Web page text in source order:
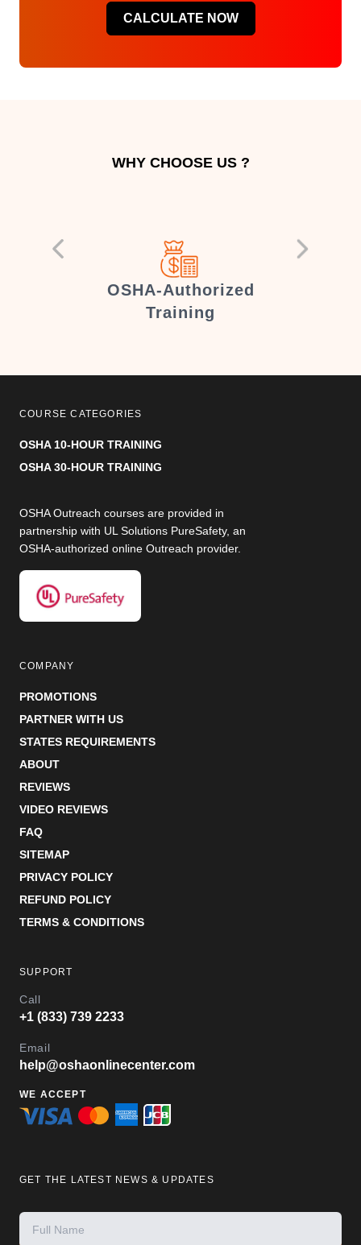
CALCULATE NOW
WHY CHOOSE US ?
OSHA-Authorized
Training
COURSE CATEGORIES
OSHA 10-HOUR TRAINING
OSHA 30-HOUR TRAINING
OSHA Outreach courses are provided in
partnership with UL Solutions PureSafety, an
OSHA-authorized online Outreach provider.
COMPANY
PROMOTIONS
PARTNER WITH US
STATES REQUIREMENTS
ABOUT
REVIEWS
VIDEO REVIEWS
FAQ
SITEMAP
PRIVACY POLICY
REFUND POLICY
TERMS & CONDITIONS
SUPPORT
Call
+1 (833) 739 2233
Email
help@oshaonlinecenter.com
WE ACCEPT
GET THE LATEST NEWS & UPDATES